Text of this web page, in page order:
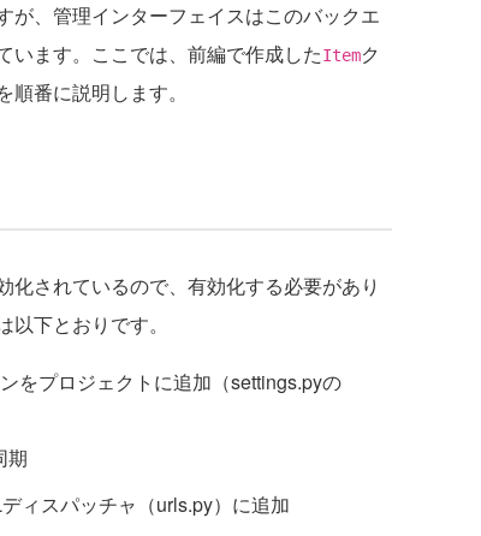
が、管理インターフェイスはこのバックエ
います。ここでは、前編で作成したItemク
番に説明します。
されているので、有効化する必要があり
下とおりです。
をプロジェクトに追加（settings.pyの
期
ィスパッチャ（urls.py）に追加